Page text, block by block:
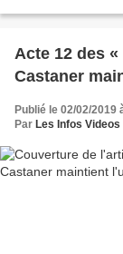
Acte 12 des
Castaner
Publié le 02/02/2019
Par Les Infos Videos